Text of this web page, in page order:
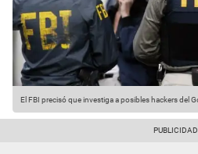
El FBI precisó que investiga a posibles hackers del